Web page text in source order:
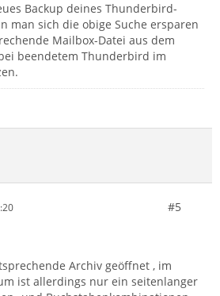
Backup deines Thunderbird-
man sich die obige Suche ersparen
Mailbox-Datei aus dem
beendetem Thunderbird im
#5
Archiv geöffnet , im
ist allerdings nur ein seitenlanger